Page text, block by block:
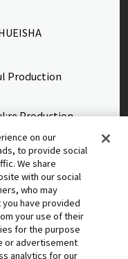
Production
Production
Project
Soldier
TV, Sunrise
on our
to provide social
We share
with our social
who may
have provided
your use of their
for the purpose
or advertisement
analytics for our